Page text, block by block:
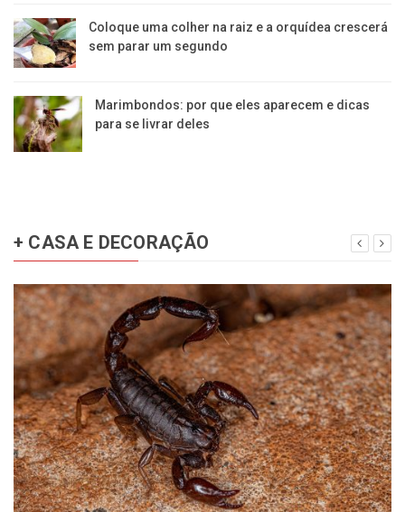
Coloque uma colher na raiz e a orquídea crescerá
sem parar um segundo
Marimbondos: por que eles aparecem e dicas
para se livrar deles
+ CASA E DECORAÇÃO